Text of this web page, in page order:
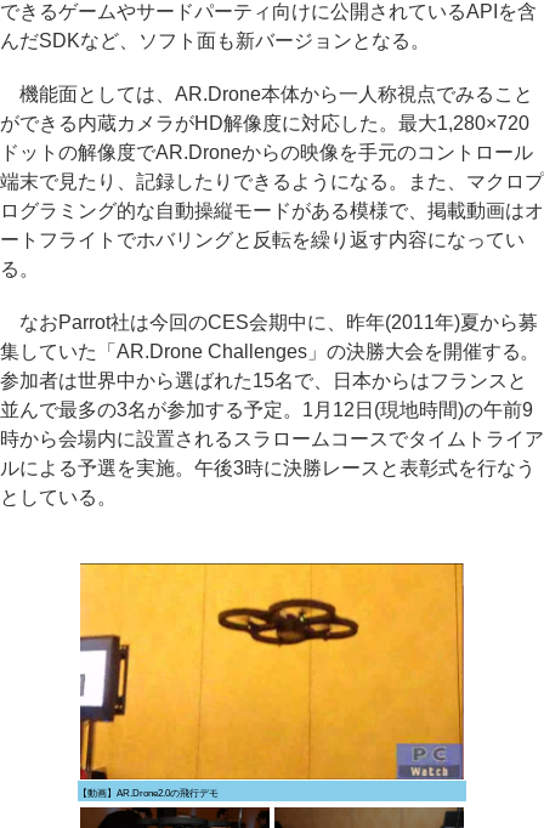
できるゲームやサードパーティ向けに公開されているAPIを含
んだSDKなど、ソフト面も新バージョンとなる。
機能面としては、AR.Drone本体から一人称視点でみること
ができる内蔵カメラがHD解像度に対応した。最大1,280×720
ドットの解像度でAR.Droneからの映像を手元のコントロール
端末で見たり、記録したりできるようになる。また、マクロプ
ログラミング的な自動操縦モードがある模様で、掲載動画はオ
ートフライトでホバリングと反転を繰り返す内容になってい
る。
なおParrot社は今回のCES会期中に、昨年(2011年)夏から募
集していた「AR.Drone Challenges」の決勝大会を開催する。
参加者は世界中から選ばれた15名で、日本からはフランスと
並んで最多の3名が参加する予定。1月12日(現地時間)の午前9
時から会場内に設置されるスラロームコースでタイムトライア
ルによる予選を実施。午後3時に決勝レースと表彰式を行なう
としている。
【動画】AR.Drone2.0の飛行デモ